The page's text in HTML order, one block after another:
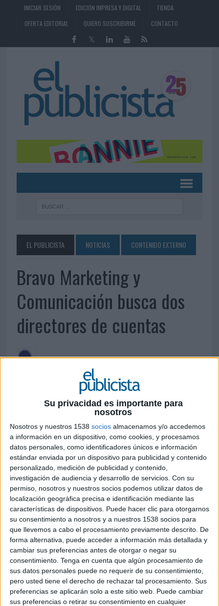
Su privacidad es importante para
nosotros
Nosotros y nuestros 1538 socios almacenamos y/o accedemos
a información en un dispositivo, como cookies, y procesamos
datos personales, como identificadores únicos e información
estándar enviada por un dispositivo para publicidad y contenido
personalizado, medición de publicidad y contenido,
investigación de audiencia y desarrollo de servicios. Con su
permiso, nosotros y nuestros socios podemos utilizar datos de
localización geográfica precisa e identificación mediante las
características de dispositivos. Puede hacer clic para otorgarnos
su consentimiento a nosotros y a nuestros 1538 socios para
que llevemos a cabo el procesamiento previamente descrito. De
forma alternativa, puede acceder a información más detallada y
cambiar sus preferencias antes de otorgar o negar su
consentimiento. Tenga en cuenta que algún procesamiento de
sus datos personales puede no requerir de su consentimiento,
pero usted tiene el derecho de rechazar tal procesamiento. Sus
preferencias se aplicarán solo a este sitio web. Puede cambiar
sus preferencias o retirar su consentimiento en cualquier
INICIAR SESIÓN EDICIÓN IMPRESA Y DIGITAL
TIENDA
OFERTA EDITORIAL
QUIERO SUSCRIBIRME CONTACTO
EL PUBLICISTA NOTICIAS CONTENIDO EXTERNO
Bravo Marketing y
Comunicación busca dos
directores de cuentas
18 DE ENERO DE 2013
Bravo Marketing y Comunicación, empresa de
servicios plenos de Publicidad y Comunicación,
con un plan de expansión controlado y saneado,
desea incorporar dos Directores de Cuentas, con
amplia experiencia, autonomía y profesionalidad
contrastada. Cartera efectiva de clientes de
200.000€ a 500.000€ (50% del margen bruto).
Ofrecemos contrato mercantil o laboral. No se
descartará ninguna candidatura por razones
económicas. Abiertos a otros planteamientos.
Mandar C.V. a : simbiosis@bravopublicidad.es